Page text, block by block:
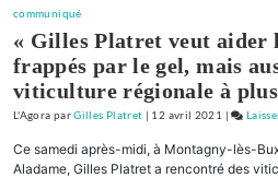
vous
maintenant
communiqué
« Gilles Platret veut aider
frappés par le gel, mais
viticulture régionale à
L'Agora parGilles Platret | 12 avril 2021 |
Ce samedi après-midi, à Montagny-lès-
Aladame, Gilles Platret a rencontré des